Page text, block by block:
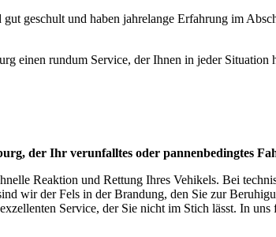
geschult und haben jahrelange Erfahrung im
einen rundum Service, der Ihnen in jeder Situation
der Ihr verunfalltes oder pannenbedingtes
Reaktion und Rettung Ihres Vehikels. Bei
wir der Fels in der Brandung, den Sie zur
Service, der Sie nicht im Stich lässt. In